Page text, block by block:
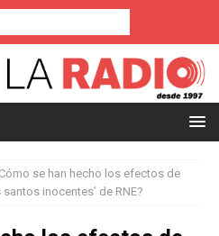
se han hecho los efectos de
inocentes’ de RNE?